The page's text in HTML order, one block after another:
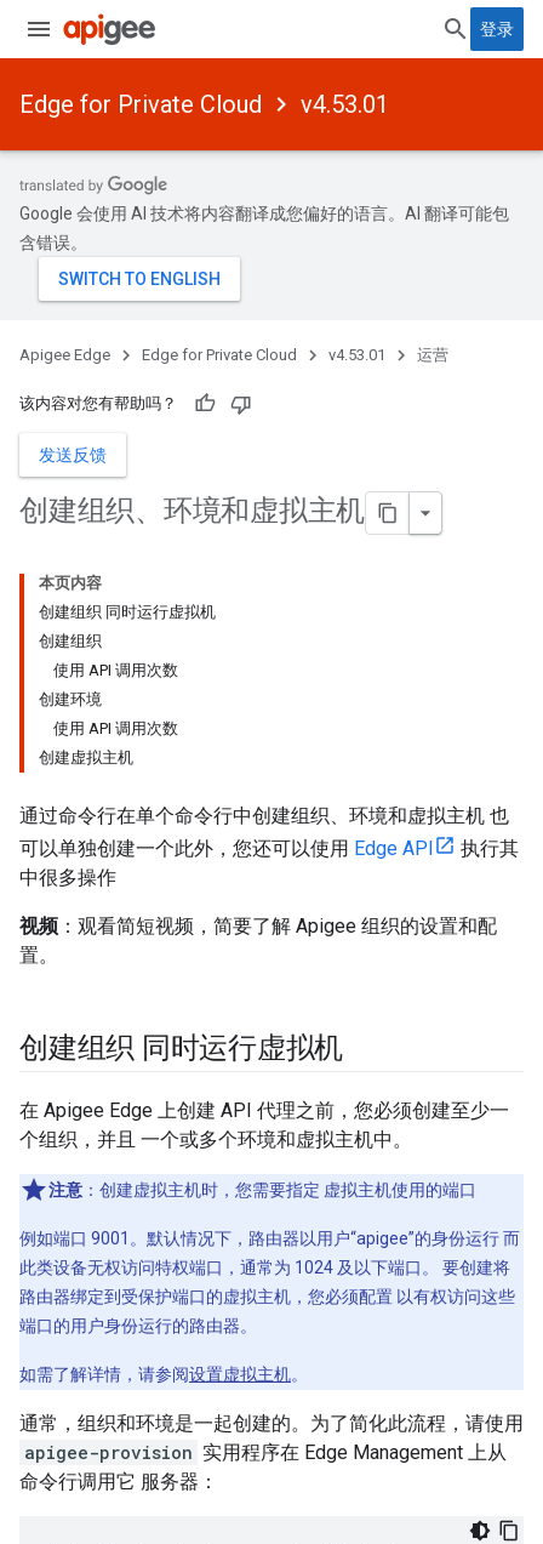
登录
Edge for Private Cloud v4.53.01
Google 会使用 AI 技术将内容翻译成您偏好的语言。AI 翻译可能包
含错误。
Apigee Edge Edge for Private Cloud v4.53.01 运营
该内容对您有帮助吗？
发送反馈
创建组织、环境和虚拟主机
本页内容
创建组织 同时运行虚拟机
创建组织
使用 API 调用次数
创建环境
使用 API 调用次数
创建虚拟主机
通过命令行在单个命令行中创建组织、环境和虚拟主机 也
可以单独创建一个此外，您还可以使用 Edge API
执行其
中很多操作
视频 ：观看简短视频，简要了解 Apigee 组织的设置和配
置。
创建组织 同时运行虚拟机
在 Apigee Edge 上创建 API 代理之前，您必须创建至少一
个组织，并且 一个或多个环境和虚拟主机中。
注意 ：创建虚拟主机时，您需要指定 虚拟主机使用的端口
例如端口 9001。默认情况下，路由器以用户“apigee”的身份运行 而
此类设备无权访问特权端口，通常为 1024 及以下端口。 要创建将
路由器绑定到受保护端口的虚拟主机，您必须配置 以有权访问这些
端口的用户身份运行的路由器。
如需了解详情，请参阅设置虚拟主机。
通常，组织和环境是一起创建的。为了简化此流程，请使用
apigee-provision 实用程序在 Edge Management 上从
命令行调用它 服务器：